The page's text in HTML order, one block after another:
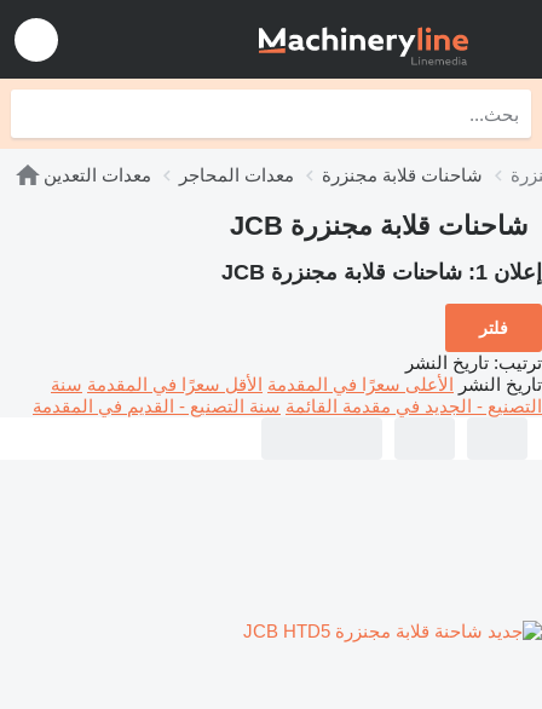
معدات التعدين معدات المحاجر شاحنات قلابة مجنزرة
شاحنات قلابة مجنزرة JCB
إعلان 1: شاحنات قلابة مجنزرة JCB
فلتر
ترتيب: تاريخ النشر
تاريخ النشر الأعلى سعرًا في المقدمة الأقل سعرًا في المقدمة سنة
التصنيع - الجديد في مقدمة القائمة سنة التصنيع - القديم في المقدمة